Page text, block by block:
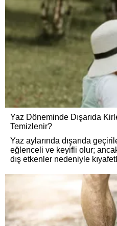
Yaz Döneminde Dışarıda
Temizlenir?
Yaz aylarında dışarıda
eğlenceli ve keyifli olur;
dış etkenler nedeniyle